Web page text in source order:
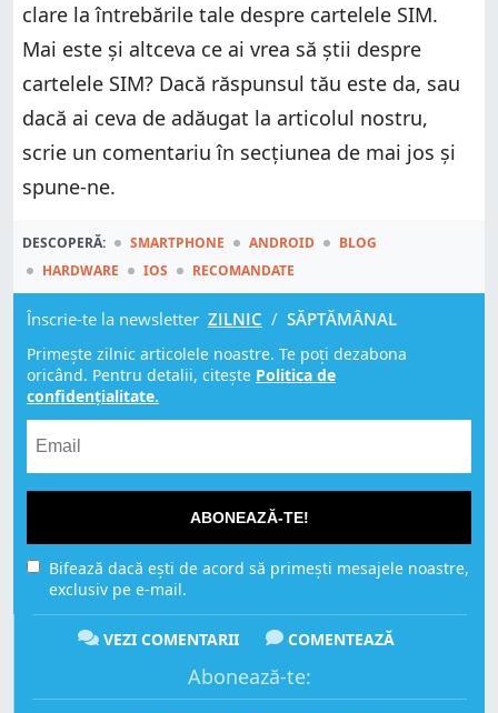
clare la întrebările tale despre cartelele SIM.
Mai este și altceva ce ai vrea să știi despre
cartelele SIM? Dacă răspunsul tău este da, sau
dacă ai ceva de adăugat la articolul nostru,
scrie un comentariu în secțiunea de mai jos și
spune-ne.
DESCOPERĂ: SMARTPHONE ANDROID
BLOG
HARDWARE
IOS RECOMANDATE
Înscrie-te la newsletter ZILNIC / SĂPTĂMÂNAL
Primește zilnic articolele noastre. Te poți dezabona
oricând. Pentru detalii, citește Politica de
confidențialitate.
ABONEAZĂ-TE!
Bifează dacă ești de acord să primești mesajele noastre,
exclusiv pe e-mail.
VEZI COMENTARII COMENTEAZĂ
Abonează-te: